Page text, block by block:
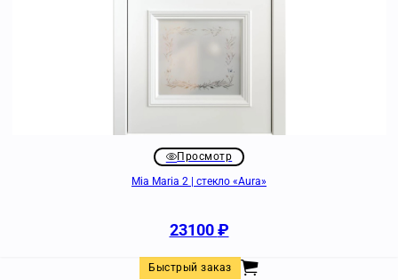
Просмотр
Mia Maria 2 | стекло «Aura»
23100₽
Быстрый заказ